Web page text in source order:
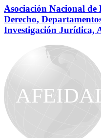
Asociación Nacional de
Derecho,
Investigación Jurídica,